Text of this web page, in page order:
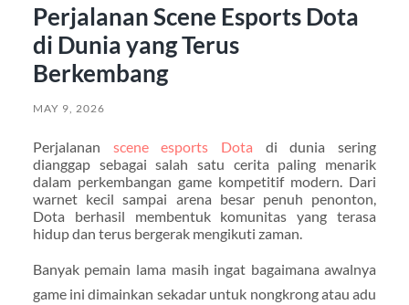
Perjalanan Scene Esports Dota
di Dunia yang Terus
Berkembang
MAY 9, 2026
Perjalanan scene esports Dota di dunia sering
dianggap sebagai salah satu cerita paling menarik
dalam perkembangan game kompetitif modern. Dari
warnet kecil sampai arena besar penuh penonton,
Dota berhasil membentuk komunitas yang terasa
hidup dan terus bergerak mengikuti zaman.
Banyak pemain lama masih ingat bagaimana awalnya
game ini dimainkan sekadar untuk nongkrong atau adu